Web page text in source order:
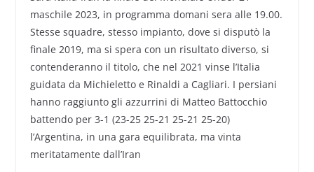
maschile 2023, in programma domani sera alle 19.00.
Stesse squadre, stesso impianto, dove si disputò la
finale 2019, ma si spera con un risultato diverso, si
contenderanno il titolo, che nel 2021 vinse l’Italia
guidata da Michieletto e Rinaldi a Cagliari. I persiani
hanno raggiunto gli azzurrini di Matteo Battocchio
battendo per 3-1 (23-25 25-21 25-21 25-20)
l’Argentina, in una gara equilibrata, ma vinta
meritatamente dall’Iran